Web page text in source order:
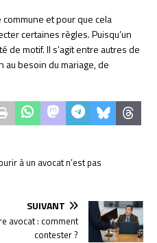
et pour que cela
certaines règles. Puisqu’un
de motif. Il s’agit entre autres de
au besoin du mariage, de
à un avocat n’est pas
SUIVANT
avocat : comment
contester ?